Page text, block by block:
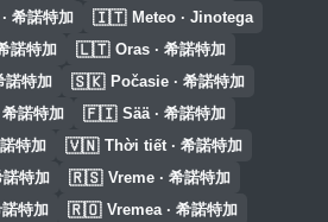
希諾特加 🇮🇹 Meteo · Jinotega
諾特加 🇱🇹 Oras · 希諾特加
諾特加 🇸🇰 Počasie · 希諾特加
諾特加 🇫🇮 Sää · 希諾特加
特加 🇻🇳 Thời tiết · 希諾特加
諾特加 🇷🇸 Vreme · 希諾特加
特加 🇷🇴 Vremea · 希諾特加